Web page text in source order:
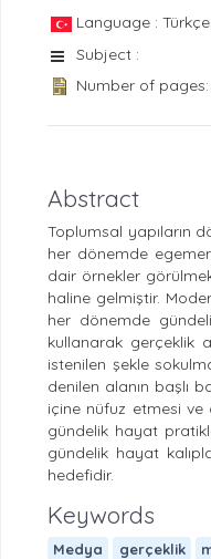
Language : Türkçe
Subject :
Number of pages:
Abstract
Toplumsal yapıların
her dönemde
dair örnekler
haline gelmiştir.
her dönemde
kullanarak gerçeklik
istenilen şekle
denilen alanın başlı
içine nüfuz etmesi ve
gündelik hayat
gündelik hayat
hedefidir.
Keywords
Medya gerçeklik